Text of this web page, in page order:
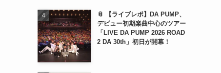
📎 【ライブレポ】DA PUMP、
デビュー初期楽曲中心のツアー
「LIVE DA PUMP 2026 ROAD
2 DA 30th」初日が開幕！